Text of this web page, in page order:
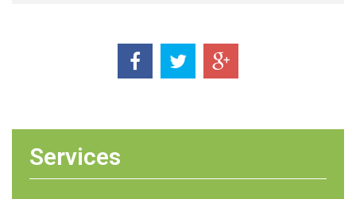
Services